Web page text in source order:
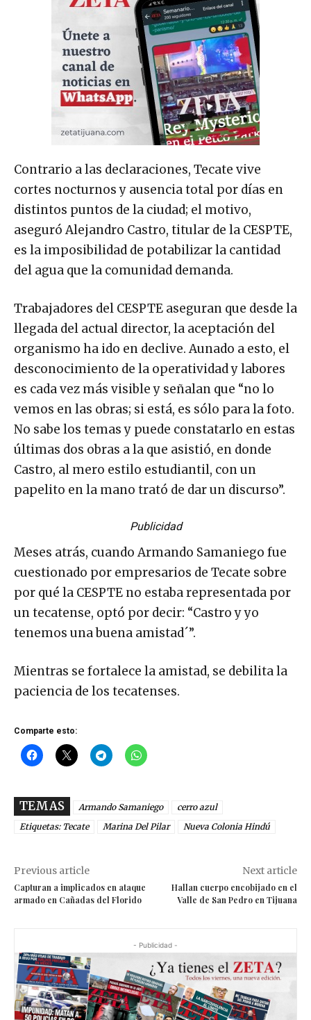
Contrario a las declaraciones, Tecate vive
cortes nocturnos y ausencia total por días en
distintos puntos de la ciudad; el motivo,
aseguró Alejandro Castro, titular de la CESPTE,
es la imposibilidad de potabilizar la cantidad
del agua que la comunidad demanda.
Trabajadores del CESPTE aseguran que desde la
llegada del actual director, la aceptación del
organismo ha ido en declive. Aunado a esto, el
desconocimiento de la operatividad y labores
es cada vez más visible y señalan que “no lo
vemos en las obras; si está, es sólo para la foto.
No sabe los temas y puede constatarlo en estas
últimas dos obras a la que asistió, en donde
Castro, al mero estilo estudiantil, con un
papelito en la mano trató de dar un discurso”.
Publicidad
Meses atrás, cuando Armando Samaniego fue
cuestionado por empresarios de Tecate sobre
por qué la CESPTE no estaba representada por
un tecatense, optó por decir: “Castro y yo
tenemos una buena amistad´”.
Mientras se fortalece la amistad, se debilita la
paciencia de los tecatenses.
Comparte esto:
TEMAS Armando Samaniego
cerro azul
Etiquetas: Tecate
Marina Del Pilar Nueva Colonia Hindú
Previous article
Capturan a implicados en ataque
armado en Cañadas del Florido
Next article
Hallan cuerpo encobijado en el
Valle de San Pedro en Tijuana
- Publicidad -